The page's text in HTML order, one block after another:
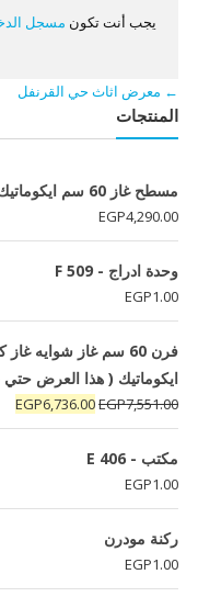
يجب أنت تكون مسجل
← معرض اثاث حي القرنفل
المنتجات
مسطح غاز 60 سم ايكوماتيك
EGP4,290.00
وحدة ادراج - F 509
EGP1.00
فرن 60 سم غاز شوايه
ايكوماتيك ( هذا العرض حتي
EGP7,551.00
السعر
الأصلي
هو:
EGP6,736.00
مكتب - E 406
EGP1.00
ركنة مودرن
EGP1.00